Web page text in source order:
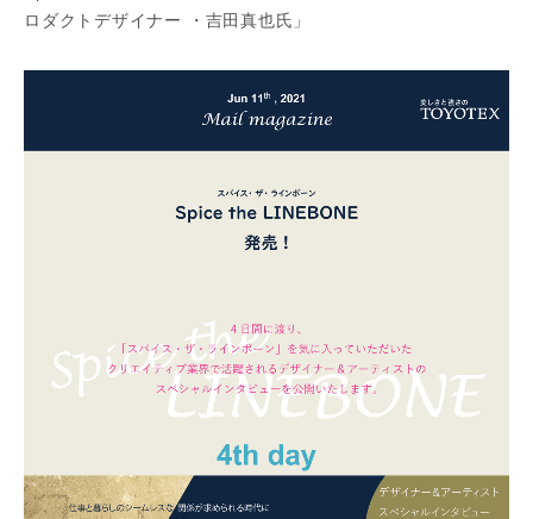
ロダクトデザイナー ・吉田真也氏」